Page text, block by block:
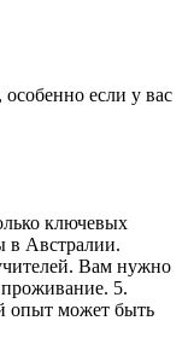
если у вас
ключевых
в Австралии.
Вам нужно
проживание. 5.
опыт может быть